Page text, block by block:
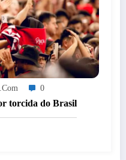
0
torcida do Brasil